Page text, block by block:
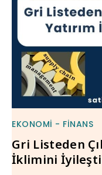
EKONOMI - FINANS
Gri Listeden
İklimini